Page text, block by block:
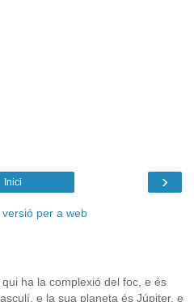
›
Inici
per a web
ha la complexió del foc, e és
e la sua planeta és Júpiter, e